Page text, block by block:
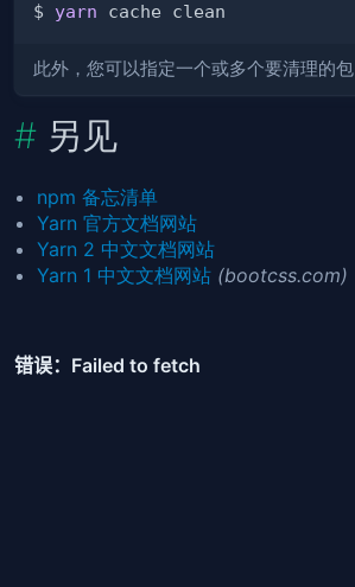
$ yarn
此外，您可以指定一个或多个要清理的包
另见
npm 备忘清单
Yarn 官方文档网站
Yarn 2 中文文档网站
Yarn 1 中文文档网站 (bootcss.com)